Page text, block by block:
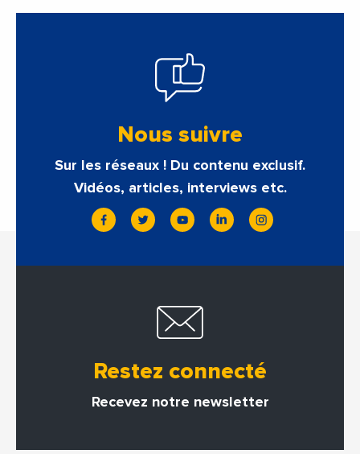
Nous suivre
Sur les réseaux ! Du contenu exclusif.
Vidéos, articles, interviews etc.
Restez connecté
Recevez notre newsletter